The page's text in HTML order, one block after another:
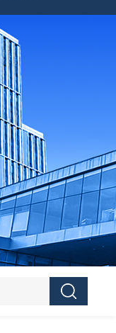
JDSF100KN电子式拉